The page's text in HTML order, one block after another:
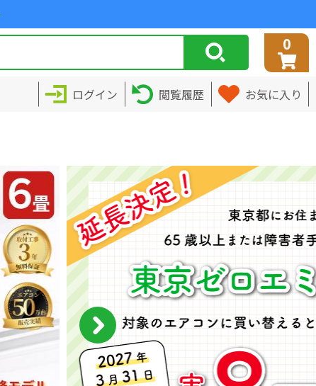
0
ログイン 閲覧履歴 お気に入り